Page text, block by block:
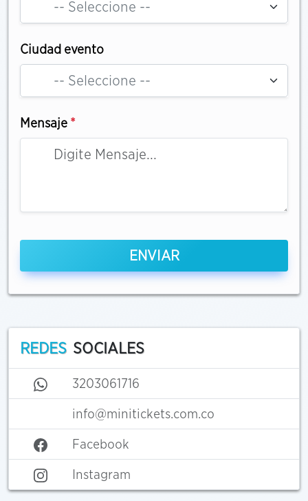
-- Seleccione --
Ciudad evento
-- Seleccione --
Mensaje *
ENVIAR
REDES SOCIALES
3203061716
info@minitickets.com.co
Facebook
Instagram